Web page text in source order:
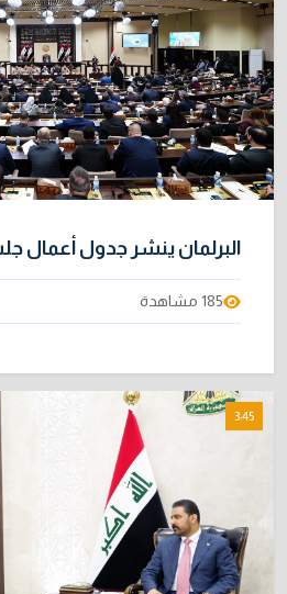
البرلمان ينشر جدول أعمال
185 مشاهدة
3:45